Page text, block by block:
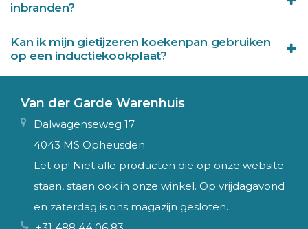
inbranden?
Kan ik mijn gietijzeren koekenpan gebruiken
op een inductiekookplaat?
Van der Garde Warenhuis
Dalwagenseweg 17
4043 MS Opheusden
Let op! Niet alle producten die op onze website
staan, staan ook in onze winkel. Op vrijdagavond
en zaterdag is ons magazijn gesloten.